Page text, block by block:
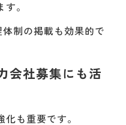
。
制の掲載も効果的で
会社募集にも活
も重要です。